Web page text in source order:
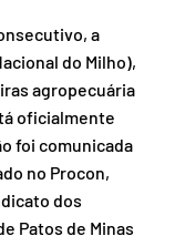
a
do Milho),
agropecuária
oficialmente
foi comunicada
no Procon,
dos
Patos de Minas